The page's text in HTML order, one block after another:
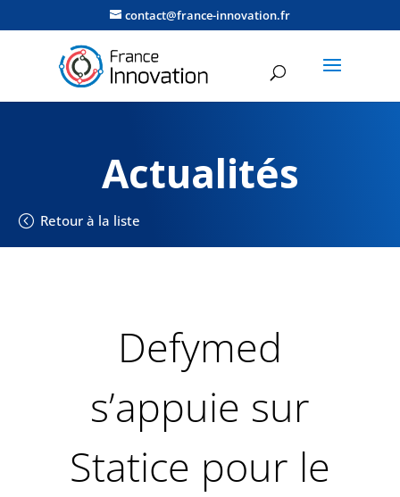
contact@france-innovation.fr
Actualités
Retour à la liste
Defymed
s’appuie sur
Statice pour le